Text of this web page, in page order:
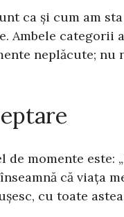
ca și cum am
Ambele
neplăcute;
momente
că viața
cu toate